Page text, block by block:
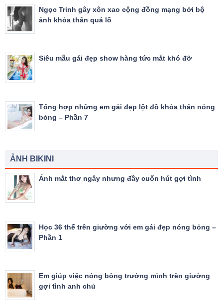
Ngọc Trinh gây xôn xao cộng đồng mạng bởi bộ
ảnh khỏa thân quá lố
Siêu mẫu gái đẹp show hàng tức mắt khó đỡ
Tổng hợp những em gái đẹp lột đồ khỏa thân nóng
bỏng – Phần 7
ẢNH BIKINI
Ánh mắt thơ ngây nhưng đầy cuốn hút gợi tình
Học 36 thế trên giường với em gái đẹp nóng bỏng –
Phần 1
Em giúp việc nóng bỏng trường mình trên giường
gợi tình anh chủ